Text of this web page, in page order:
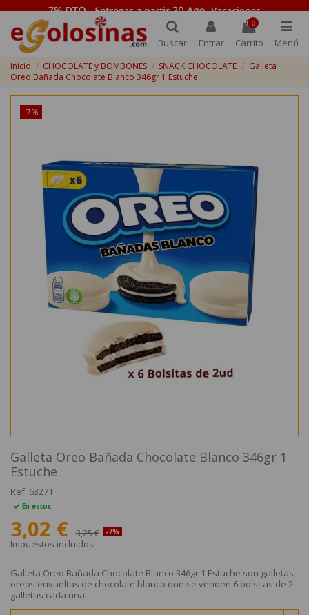
Buscar Entrar
0
Carrito Menú
Inicio CHOCOLATE y BOMBONES SNACK CHOCOLATE
Galleta
Oreo Bañada Chocolate Blanco 346gr 1 Estuche
-7%
Galleta Oreo Bañada Chocolate Blanco 346gr 1
Estuche
Ref. 63271
En estoc
3,02 € 3,25 € -7%
Impuestos incluidos
Galleta Oreo Bañada Chocolate Blanco 346gr 1 Estuche son galletas
oreos envueltas de chocolate blanco que se venden 6 bolsitas de 2
galletas cada una.